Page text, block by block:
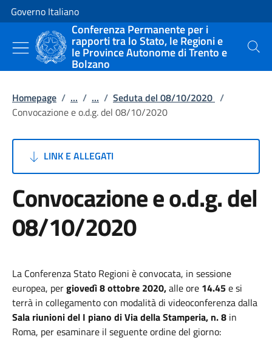
Vai al contenuto
Vai alla navigazione del sito
Governo Italiano
Conferenza Permanente per i
rapporti tra lo Stato, le Regioni e
le Province Autonome di Trento e
Bolzano
Cerca
Homepage / ... / ... / Seduta del 08/10/2020 /
Convocazione e o.d.g. del 08/10/2020
LINK E ALLEGATI
Convocazione e o.d.g. del
08/10/2020
La Conferenza Stato Regioni è convocata, in sessione
europea, pergiovedì 8 ottobre 2020,alle ore 14.45e si
terrà in collegamento con modalità di videoconferenza dalla
Sala riunioni del I piano di Via della Stamperia, n. 8 in
Roma, per esaminare il seguente ordine del giorno: